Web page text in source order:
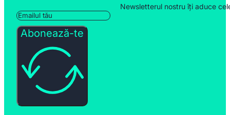
Newsletterul nostru îți aduce
Abonează-te